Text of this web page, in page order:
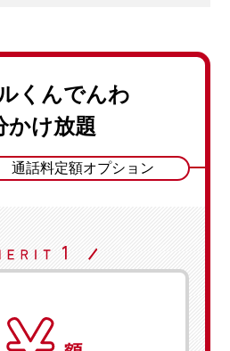
くんでんわ
かけ放題
通話料定額オプション